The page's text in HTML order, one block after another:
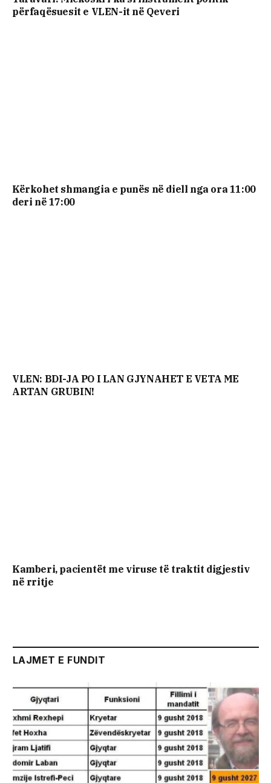
përfaqësuesit e VLEN-it në Qeveri
Kërkohet shmangia e punës në diell nga ora 11:00
deri në 17:00
VLEN: BDI-JA PO I LAN GJYNAHET E VETA ME
ARTAN GRUBIN!
Kamberi, pacientët me viruse të traktit digjestiv
në rritje
LAJMET E FUNDIT